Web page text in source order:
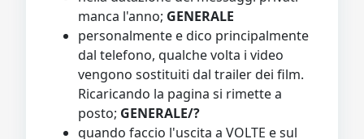
manca l'anno; GENERALE
personalmente e dico principalmente
dal telefono, qualche volta i video
vengono sostituiti dal trailer dei film.
Ricaricando la pagina si rimette a
posto; GENERALE/?
quando faccio l'uscita a VOLTE e sul